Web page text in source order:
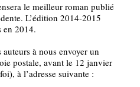
le meilleur roman publié
L’édition 2014-2015
en 2014.
à nous envoyer un
postale, avant le 12 janvier
à l’adresse suivante :